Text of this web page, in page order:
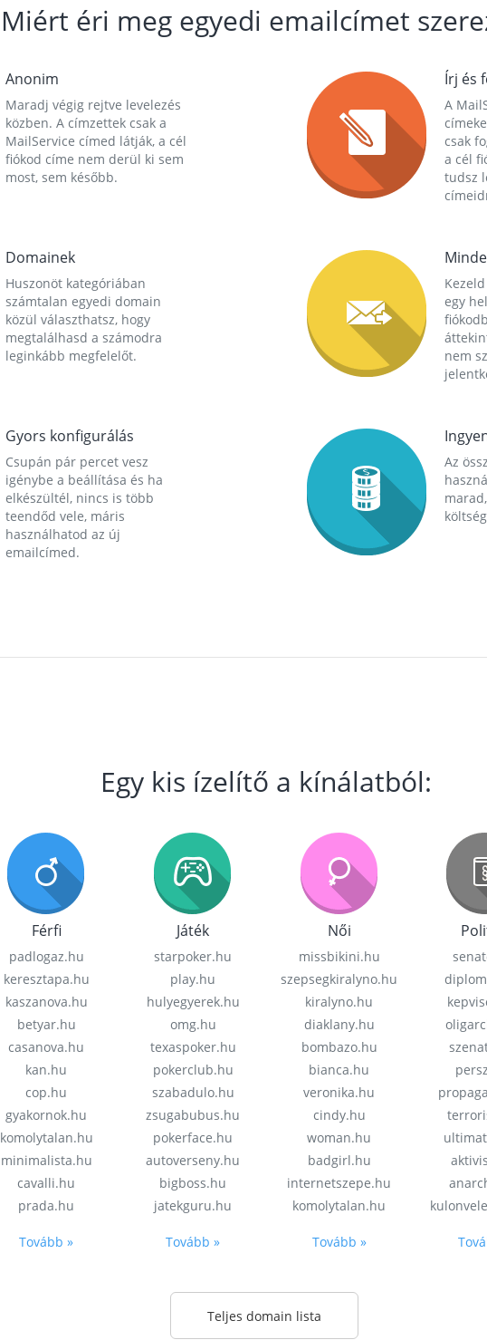
Miért éri meg egyedi emailcímet
Anonim
Maradj végig rejtve levelezés
közben. A címzettek csak a
MailService címed látják, a cél
fiókod címe nem derül ki sem
most, sem később.
Írj és
A
csak
a cél
tudsz
Domainek
Huszonöt kategóriában
számtalan egyedi domain
közül választhatsz, hogy
megtalálhasd a számodra
leginkább megfelelőt.
egy
nem
Gyors konfigurálás
Csupán pár percet vesz
igénybe a beállítása és ha
elkészültél, nincs is több
teendőd vele, máris
használhatod az új
emailcímed.
Az
Egy kis ízelítő a kínálatból:
Férfi
padlogaz.hu
keresztapa.hu
kaszanova.hu
betyar.hu
casanova.hu
kan.hu
cop.hu
gyakornok.hu
komolytalan.hu
minimalista.hu
cavalli.hu
prada.hu
Tovább »
Játék
starpoker.hu
play.hu
hulyegyerek.hu
omg.hu
texaspoker.hu
pokerclub.hu
szabadulo.hu
zsugabubus.hu
pokerface.hu
autoverseny.hu
bigboss.hu
jatekguru.hu
Tovább »
Női
missbikini.hu
szepsegkiralyno.hu
kiralyno.hu
diaklany.hu
bombazo.hu
bianca.hu
veronika.hu
cindy.hu
woman.hu
badgirl.hu
internetszepe.hu
komolytalan.hu
Tovább »
Teljes domain lista